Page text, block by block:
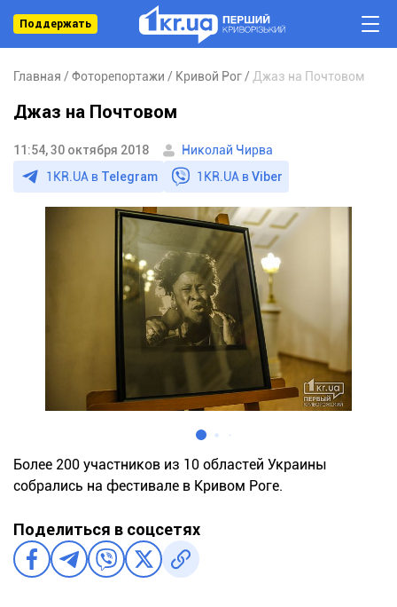
Поддержать
Главная Фоторепортажи Кривой Рог Джаз на Почтовом
Джаз на Почтовом
11:54, 30 октября 2018
Николай Чирва
1KR.UA в Telegram 1KR.UA вViber
Более 200 участников из 10 областей Украины
собрались на фестивале в Кривом Роге.
Поделиться в соцсетях